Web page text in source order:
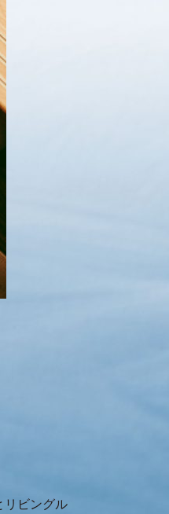
リビングル